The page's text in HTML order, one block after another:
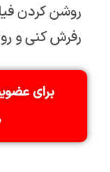
روشن کردن
رفرش کنی و
برای